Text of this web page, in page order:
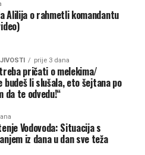
–1.000 KM
KM
–5.000 KM
Alilija o rahmetli komandantu
prije 3 dana
pričati o melekima/
budeš li slušala, eto šejtana po
da te odvedu!“
Vodovoda: Situacija s
iz dana u dan sve teža